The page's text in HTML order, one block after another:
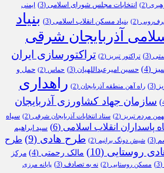
(2) انتخابات مجلس شورای اسلامی (3) ایمنی
برف‌روبی (2) بنیاد مسکن انقلاب اسلامی (3)
بنیاد
آذربایجان شرقی
(3) تراکتور تبریز (2)
تراکتورسازی ایران
(4) حسین امیرعبداللهیان (3) حماس (2)
حمل و
(3) راه آهن منطقه آذربایجان (2)
راهداری
سازمان جهاد کشاورزی آذربایجان
(2) ستاد انتخابات آذربایجان شرقی (2)
سپاه
پاسداران انقلاب اسلامی (6)
سید ابراهیم
(3) شیش دونگ برانیم (2) طرح هادی (9)
طرح
روستایی (10) مالک رحمتی (4)
مرکز
(3) مسکن روستایی (2) نه به تصادف (3)
پایانه مرزی